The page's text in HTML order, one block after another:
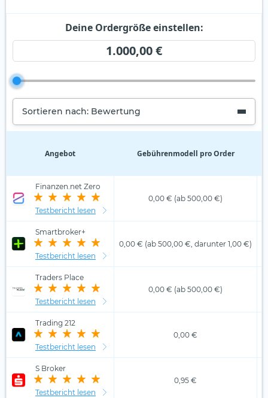
Deine Ordergröße einstellen:
1.000,00 €
Sortieren nach: Bewertung
Angebot Gebührenmodell pro Order
Finanzen.net Zero
Testbericht lesen
0,00 € (ab 500,00 €)
Smartbroker+
Testbericht lesen
0,00 € (ab 500,00 €, darunter 1,00 €)
Traders Place
Testbericht lesen
0,00 € (ab 500,00 €)
Trading 212
Testbericht lesen
0,00 €
S Broker
Testbericht lesen
0,95 €